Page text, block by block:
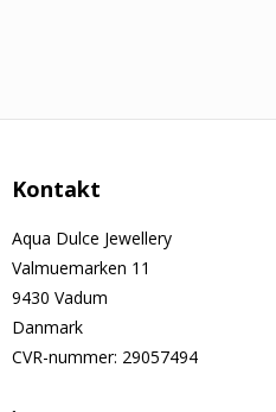
Kontakt
Aqua Dulce Jewellery
Valmuemarken 11
9430 Vadum
Danmark
CVR-nummer: 29057494